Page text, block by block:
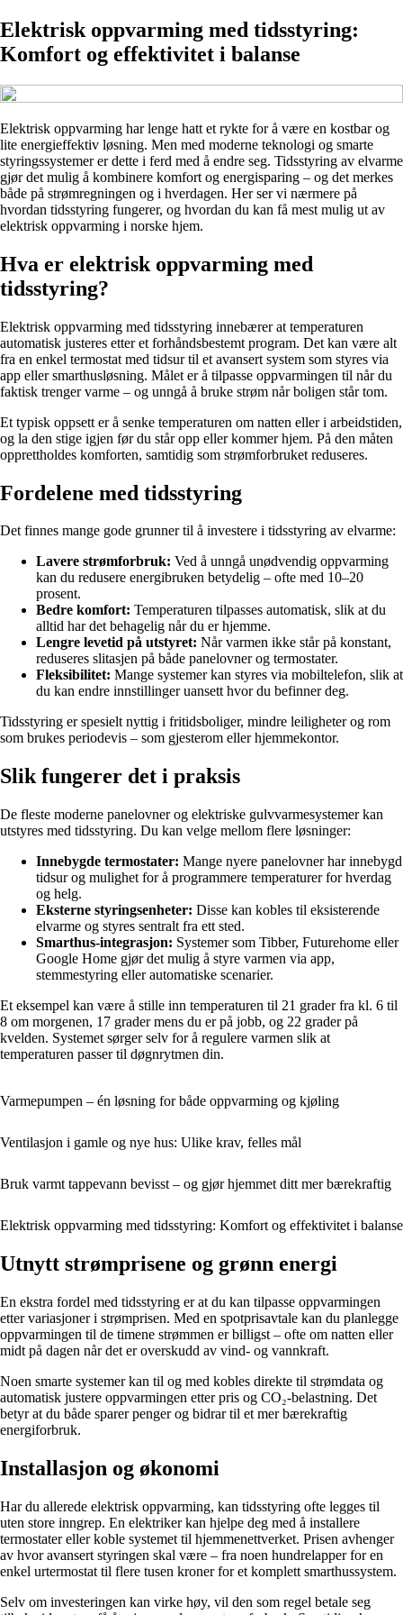
Elektrisk oppvarming med tidsstyring:
Komfort og effektivitet i balanse
Elektrisk oppvarming har lenge hatt et rykte for å være en kostbar og
lite energieffektiv løsning. Men med moderne teknologi og smarte
styringssystemer er dette i ferd med å endre seg. Tidsstyring av elvarme
gjør det mulig å kombinere komfort og energisparing – og det merkes
både på strømregningen og i hverdagen. Her ser vi nærmere på
hvordan tidsstyring fungerer, og hvordan du kan få mest mulig ut av
elektrisk oppvarming i norske hjem.
Hva er elektrisk oppvarming med
tidsstyring?
Elektrisk oppvarming med tidsstyring innebærer at temperaturen
automatisk justeres etter et forhåndsbestemt program. Det kan være alt
fra en enkel termostat med tidsur til et avansert system som styres via
app eller smarthusløsning. Målet er å tilpasse oppvarmingen til når du
faktisk trenger varme – og unngå å bruke strøm når boligen står tom.
Et typisk oppsett er å senke temperaturen om natten eller i arbeidstiden,
og la den stige igjen før du står opp eller kommer hjem. På den måten
opprettholdes komforten, samtidig som strømforbruket reduseres.
Fordelene med tidsstyring
Det finnes mange gode grunner til å investere i tidsstyring av elvarme:
Lavere strømforbruk: Ved å unngå unødvendig oppvarming
kan du redusere energibruken betydelig – ofte med 10–20
prosent.
Bedre komfort: Temperaturen tilpasses automatisk, slik at du
alltid har det behagelig når du er hjemme.
Lengre levetid på utstyret: Når varmen ikke står på konstant,
reduseres slitasjen på både panelovner og termostater.
Fleksibilitet: Mange systemer kan styres via mobiltelefon, slik at
du kan endre innstillinger uansett hvor du befinner deg.
Tidsstyring er spesielt nyttig i fritidsboliger, mindre leiligheter og rom
som brukes periodevis – som gjesterom eller hjemmekontor.
Slik fungerer det i praksis
De fleste moderne panelovner og elektriske gulvvarmesystemer kan
utstyres med tidsstyring. Du kan velge mellom flere løsninger:
Innebygde termostater: Mange nyere panelovner har innebygd
tidsur og mulighet for å programmere temperaturer for hverdag
og helg.
Eksterne styringsenheter: Disse kan kobles til eksisterende
elvarme og styres sentralt fra ett sted.
Smarthus-integrasjon: Systemer som Tibber, Futurehome eller
Google Home gjør det mulig å styre varmen via app,
stemmestyring eller automatiske scenarier.
Et eksempel kan være å stille inn temperaturen til 21 grader fra kl. 6 til
8 om morgenen, 17 grader mens du er på jobb, og 22 grader på
kvelden. Systemet sørger selv for å regulere varmen slik at
temperaturen passer til døgnrytmen din.
Varmepumpen – én løsning for både oppvarming og kjøling
Ventilasjon i gamle og nye hus: Ulike krav, felles mål
Bruk varmt tappevann bevisst – og gjør hjemmet ditt mer bærekraftig
Elektrisk oppvarming med tidsstyring: Komfort og effektivitet i balanse
Utnytt strømprisene og grønn energi
En ekstra fordel med tidsstyring er at du kan tilpasse oppvarmingen
etter variasjoner i strømprisen. Med en spotprisavtale kan du planlegge
oppvarmingen til de timene strømmen er billigst – ofte om natten eller
midt på dagen når det er overskudd av vind- og vannkraft.
Noen smarte systemer kan til og med kobles direkte til strømdata og
automatisk justere oppvarmingen etter pris og CO₂-belastning. Det
betyr at du både sparer penger og bidrar til et mer bærekraftig
energiforbruk.
Installasjon og økonomi
Har du allerede elektrisk oppvarming, kan tidsstyring ofte legges til
uten store inngrep. En elektriker kan hjelpe deg med å installere
termostater eller koble systemet til hjemmenettverket. Prisen avhenger
av hvor avansert styringen skal være – fra noen hundrelapper for en
enkel urtermostat til flere tusen kroner for et komplett smarthussystem.
Selv om investeringen kan virke høy, vil den som regel betale seg